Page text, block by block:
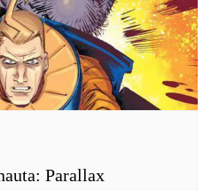
Parallax